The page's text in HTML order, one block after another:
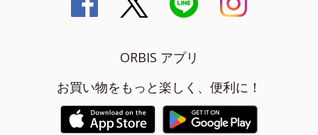
ORBIS アプリ
お買い物をもっと楽しく、便利に！